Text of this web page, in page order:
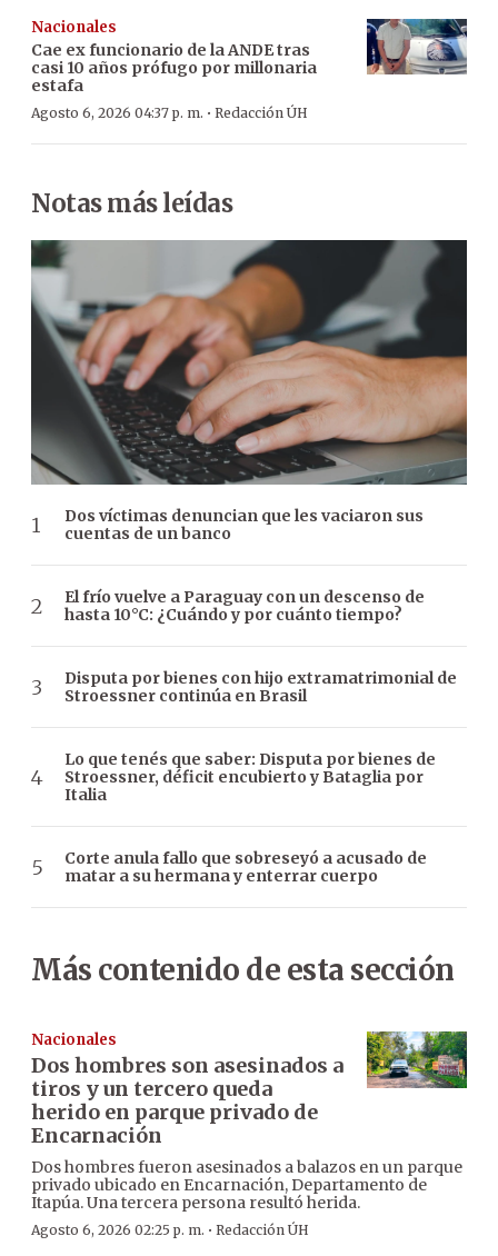
Nacionales
Cae ex funcionario de la ANDE tras
casi 10 años prófugo por millonaria
estafa
Agosto 6, 2026 04:37 p. m. · Redacción ÚH
Notas más leídas
Dos víctimas denuncian que les vaciaron sus
cuentas de un banco
El frío vuelve a Paraguay con un descenso de
hasta 10°C: ¿Cuándo y por cuánto tiempo?
Disputa por bienes con hijo extramatrimonial de
Stroessner continúa en Brasil
Lo que tenés que saber: Disputa por bienes de
Stroessner, déficit encubierto y Bataglia por
Italia
Corte anula fallo que sobreseyó a acusado de
matar a su hermana y enterrar cuerpo
Más contenido de esta sección
Nacionales
Dos hombres son asesinados a
tiros y un tercero queda
herido en parque privado de
Encarnación
Dos hombres fueron asesinados a balazos en un parque
privado ubicado en Encarnación, Departamento de
Itapúa. Una tercera persona resultó herida.
Agosto 6, 2026 02:25 p. m. · Redacción ÚH